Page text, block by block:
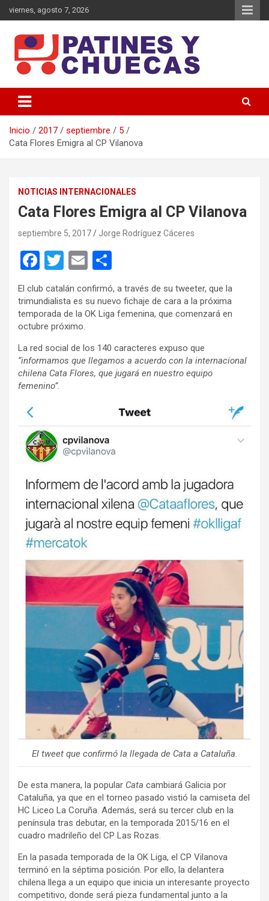
Saltar
al
viernes, agosto 7, 2026
Patines y Chuecas
Inicio 2017 septiembre
5
Cata Flores Emigra al CP Vilanova
NOTICIAS INTERNACIONALES
Cata Flores Emigra al CP Vilanova
septiembre 5, 2017 Jorge Rodríguez Cáceres
F
ce
b
o
o
k
T
wi
tt
er
E
m
ail m
p
tir
El club catalán confirmó, a través de su tweeter, que la
trimundialista es su nuevo fichaje de cara a la próxima
temporada de la OK Liga femenina, que comenzará en
octubre próximo.
La red social de los 140 caracteres expuso que
“informamos que llegamos a acuerdo con la internacional
chilena Cata Flores, que jugará en nuestro equipo
femenino”.
El tweet que confirmó la llegada de Cata a Cataluña.
De esta manera, la popular Cata cambiará Galicia por
Cataluña, ya que en el torneo pasado vistió la camiseta del
HC Liceo La Coruña. Además, será su tercer club en la
península tras debutar, en la temporada 2015/16 en el
cuadro madrileño del CP Las Rozas.
En la pasada temporada de la OK Liga, el CP Vilanova
terminó en la séptima posición. Por ello, la delantera
chilena llega a un equipo que inicia un interesante proyecto
competitivo, donde será pieza fundamental junto a la